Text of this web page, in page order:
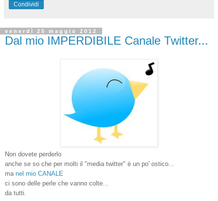
Condividi
venerdì 25 maggio 2012
Dal mio IMPERDIBILE Canale Twitter...
Non dovete perderlo
anche se so che per molti il "media twitter" è un po' ostico...
ma nel mio CANALE
ci sono delle perle che vanno colte...
da tutti.